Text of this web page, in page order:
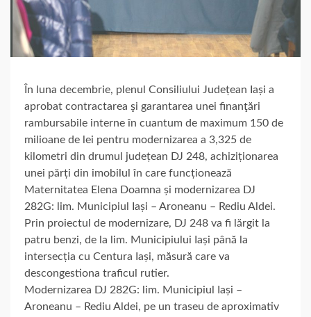
În luna decembrie, plenul Consiliului Județean Iași a
aprobat contractarea şi garantarea unei finanţări
rambursabile interne în cuantum de maximum 150 de
milioane de lei pentru modernizarea a 3,325 de
kilometri din drumul județean DJ 248, achiziționarea
unei părți din imobilul în care funcționează
Maternitatea Elena Doamna și modernizarea DJ
282G: lim. Municipiul Iași – Aroneanu – Rediu Aldei.
Prin proiectul de modernizare, DJ 248 va fi lărgit la
patru benzi, de la lim. Municipiului Iași până la
intersecția cu Centura Iași, măsură care va
descongestiona traficul rutier.
Modernizarea DJ 282G: lim. Municipiul Iași –
Aroneanu – Rediu Aldei, pe un traseu de aproximativ